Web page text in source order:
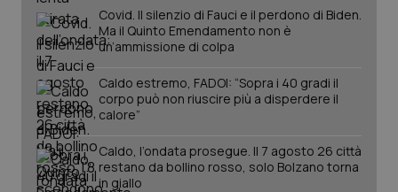
Covid. Il silenzio di Fauci e il perdono di Biden.
Ma il Quinto Emendamento non è
un’ammissione di colpa
Caldo estremo, FADOI: “Sopra i 40 gradi il
corpo può non riuscire più a disperdere il
calore”
Caldo, l’ondata prosegue. Il 7 agosto 26 città
restano da bollino rosso, solo Bolzano torna
in giallo